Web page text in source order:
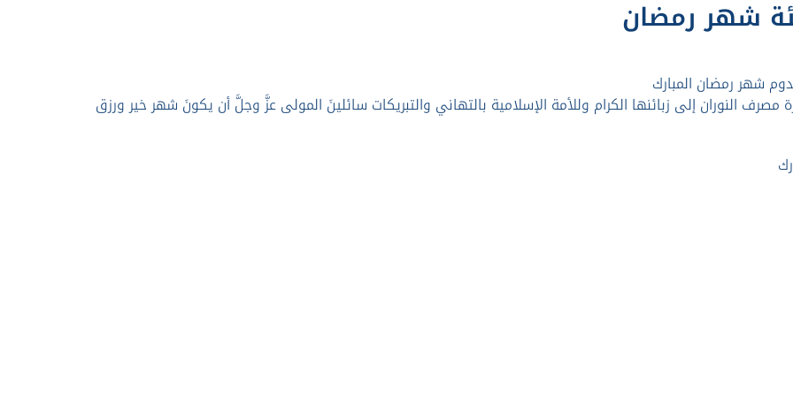
شهر رمضان
شهر رمضان المبارك
مصرف النوران إلى زبائنها الكرام وللأمة الإسلامية بالتهاني والتبريكات سائلينَ المولى عزَّ وجلَّ أن يكونَ شهر خير ورزق